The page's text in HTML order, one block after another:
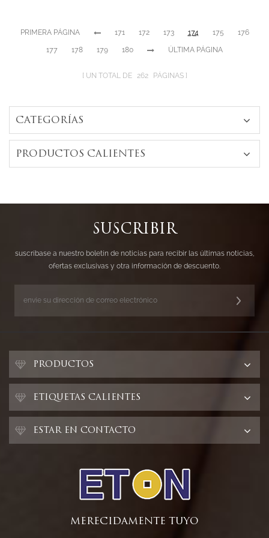
PRIMERA PÁGINA 171 172 173 174 175 176
177 178 179 180 ÚLTIMA PÁGINA
UN TOTAL DE 262 PÁGINAS
CATEGORÍAS
PRODUCTOS CALIENTES
SUSCRIBIR
suscríbase a nuestro boletín de noticias para recibir las últimas noticias,
ofertas exclusivas y otra información de descuento.
PRODUCTOS
ETIQUETAS CALIENTES
ESTAR EN CONTACTO
MERECIDAMENTE TUYO